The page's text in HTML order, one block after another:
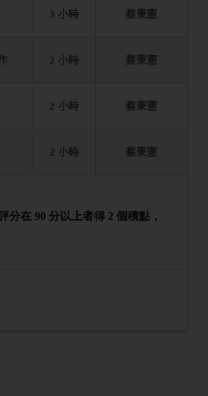
3 小時 蔡秉憲
2 小時 蔡秉憲
2 小時 蔡秉憲
2 小時 蔡秉憲
分在 90 分以上者得 2 個積點，